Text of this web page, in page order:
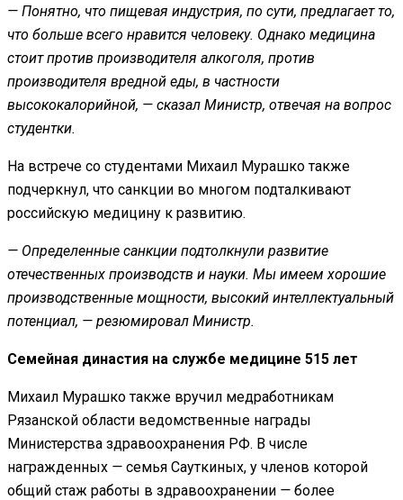
— Понятно, что пищевая индустрия, по сути, предлагает то,
что больше всего нравится человеку. Однако медицина
стоит против производителя алкоголя, против
производителя вредной еды, в частности
высококалорийной, — сказал Министр, отвечая на вопрос
студентки.
На встрече со студентами Михаил Мурашко также
подчеркнул, что санкции во многом подталкивают
российскую медицину к развитию.
— Определенные санкции подтолкнули развитие
отечественных производств и науки. Мы имеем хорошие
производственные мощности, высокий интеллектуальный
потенциал, — резюмировал Министр.
Семейная династия на службе медицине 515 лет
Михаил Мурашко также вручил медработникам
Рязанской области ведомственные награды
Министерства здравоохранения РФ. В числе
награжденных — семья Сауткиных, у членов которой
общий стаж работы в здравоохранении — более